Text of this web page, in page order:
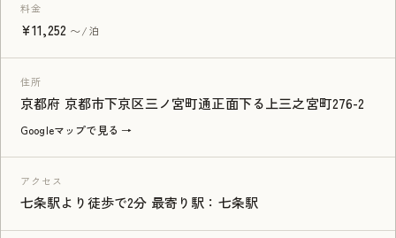
料金
¥11,252 〜/泊
住所
京都府 京都市下京区三ノ宮町通正面下る上三之宮町276-2
Googleマップで見る →
アクセス
七条駅より徒歩で2分 最寄り駅：七条駅